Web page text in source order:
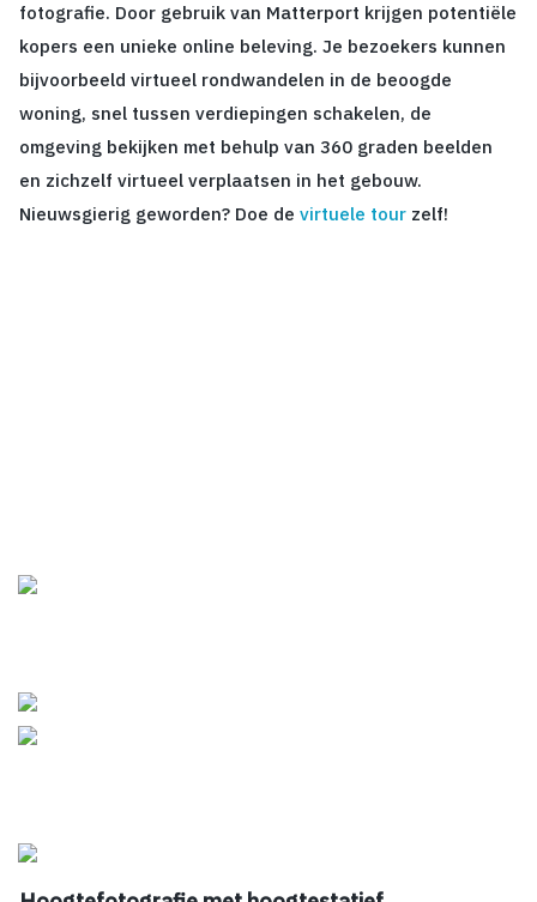
fotografie. Door gebruik van Matterport krijgen potentiële
kopers een unieke online beleving. Je bezoekers kunnen
bijvoorbeeld virtueel rondwandelen in de beoogde
woning, snel tussen verdiepingen schakelen, de
omgeving bekijken met behulp van 360 graden beelden
en zichzelf virtueel verplaatsen in het gebouw.
Nieuwsgierig geworden? Doe de virtuele tour zelf!